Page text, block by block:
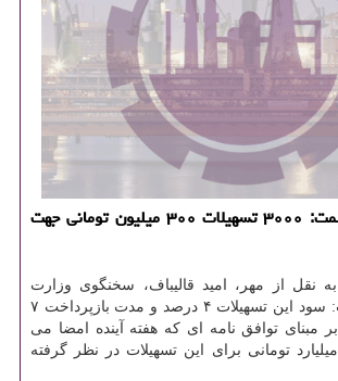
سخنگوی وزارت صمت: ۳۰۰۰ تسهیلات ۳۰۰ میلیون تومانی جهت
نقل از مهر، امید قالیباف، سخنگوی وزارت
صمت اظهار داشت: سود این تسهیلات ۴ درصد و مدت بازپرداخت ۷
مبنای توافق نامه ای که هفته آینده امضا می
شود سقف ۱۰۰۰ میلیارد تومانی برای این تسهیلات در نظر گرفته